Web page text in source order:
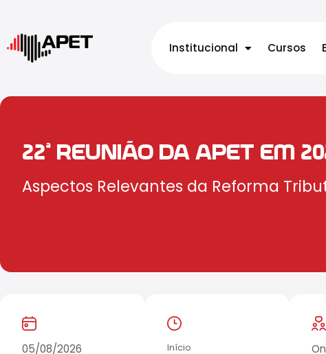
Institucional Cursos
22ª REUNIÃO DA APET EM
Aspectos Relevantes da Reforma
05/08/2026 Início